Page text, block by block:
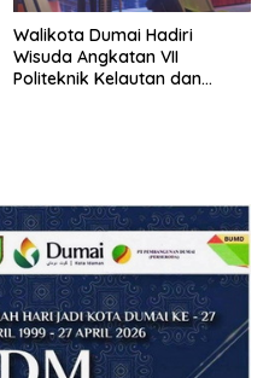
Walikota Dumai Hadiri
Wisuda Angkatan VII
Politeknik Kelautan dan